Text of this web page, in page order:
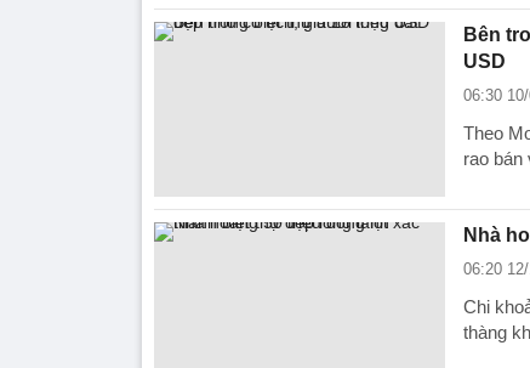
Bên
USD
06:30
Theo
rao
Nhà
06:20
Chi
thàng